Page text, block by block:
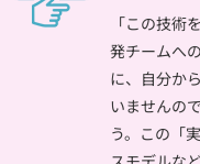
「この技
発チームへ
に、自分か
いませんの
う。この「